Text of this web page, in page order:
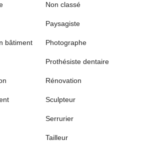
Non classé
Paysagiste
bâtiment Photographe
Prothésiste dentaire
Rénovation
Sculpteur
Serrurier
Tailleur